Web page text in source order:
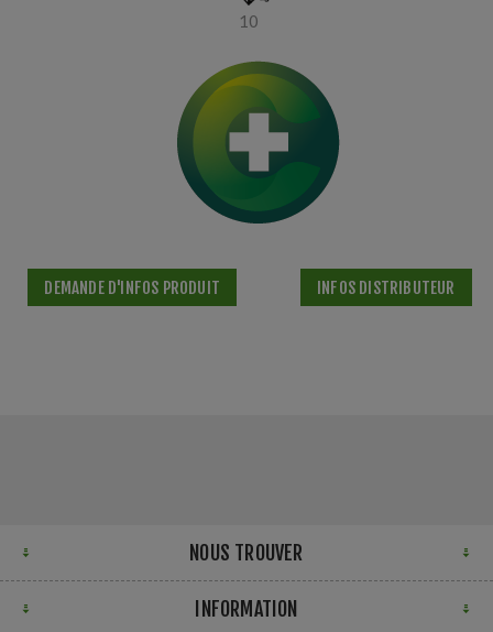
10
DEMANDE D'INFOS PRODUIT INFOS DISTRIBUTEUR
NOUS TROUVER
INFORMATION